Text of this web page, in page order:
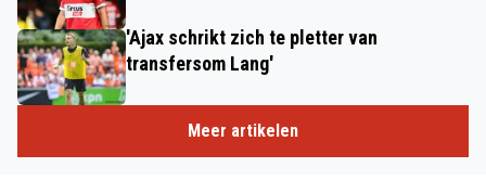
'Ajax schrikt zich te pletter van
transfersom Lang'
Meer artikelen